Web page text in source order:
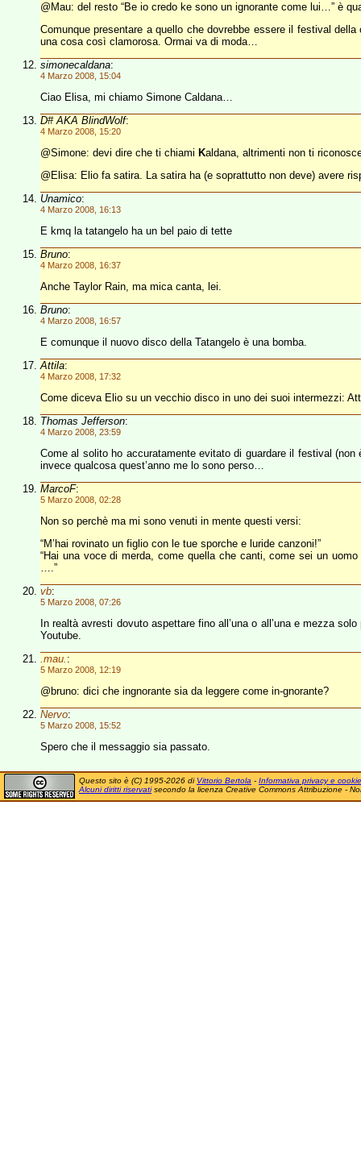
@Mau: del resto “Be io credo ke sono un ignorante come lui…” è
Comunque presentare a quello che dovrebbe essere il festival
una cosa così clamorosa. Ormai va di moda…
simonecaldana:
4 Marzo 2008, 15:04
Ciao Elisa, mi chiamo Simone Caldana…
D# AKA BlindWolf:
4 Marzo 2008, 15:20
@Simone: devi dire che ti chiami Kaldana, altrimenti non ti
@Elisa: Elio fa satira. La satira ha (e soprattutto non deve) avere
Unamico:
4 Marzo 2008, 16:13
E kmq la tatangelo ha un bel paio di tette
Bruno:
4 Marzo 2008, 16:37
Anche Taylor Rain, ma mica canta, lei.
Bruno:
4 Marzo 2008, 16:57
E comunque il nuovo disco della Tatangelo è una bomba.
Attila:
4 Marzo 2008, 17:32
Come diceva Elio su un vecchio disco in uno dei suoi intermezzi:
Thomas Jefferson:
4 Marzo 2008, 23:59
Come al solito ho accuratamente evitato di guardare il festival
invece qualcosa quest’anno me lo sono perso…
MarcoF:
5 Marzo 2008, 02:28
Non so perchè ma mi sono venuti in mente questi versi:
“M’hai rovinato un figlio con le tue sporche e luride canzoni!”
“Hai una voce di merda, come quella che canti, come sei un
….”
vb:
5 Marzo 2008, 07:26
In realtà avresti dovuto aspettare fino all’una o all’una e mezza
Youtube.
.mau. :
5 Marzo 2008, 12:19
@bruno: dici che ingnorante sia da leggere come in-gnorante?
Nervo:
5 Marzo 2008, 15:52
Spero che il messaggio sia passato.
Questo sito è (C) 1995-2026 di Vittorio Bertola - Informativa privacy e cookie
Alcuni diritti riservatisecondo la licenza Creative Commons Attribuzione -